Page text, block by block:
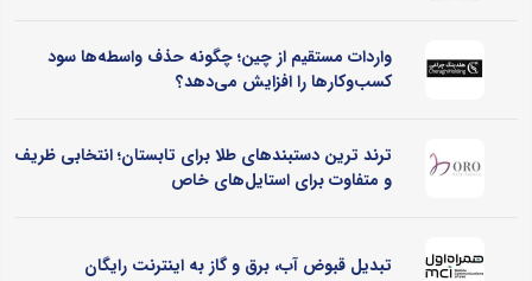
واردات مستقیم از چین؛ چگونه حذف واسطه‌ها سود
کسب‌وکارها را افزایش می‌دهد؟
ترند ترین دستبندهای طلا برای تابستان؛ انتخابی ظریف
و متفاوت برای استایل‌های خاص
تبدیل قبوض آب، برق و گاز به اینترنت رایگان